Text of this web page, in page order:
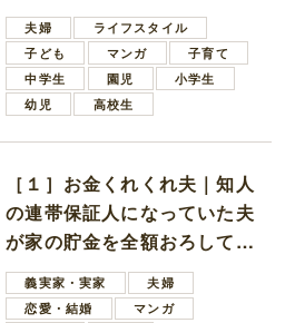
夫婦
ライフスタイル
子ども
マンガ
子育て
中学生
園児
小学生
幼児
高校生
［１］お金くれくれ夫｜知人
の連帯保証人になっていた夫
が家の貯金を全額おろしてほ
しいと言ってきた
義実家・実家
夫婦
恋愛・結婚
マンガ